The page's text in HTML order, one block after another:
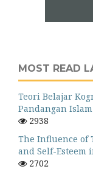
MOST READ
Teori Belajar
Pandangan Islam
2938
The Influence of
and Self-Esteem
2702